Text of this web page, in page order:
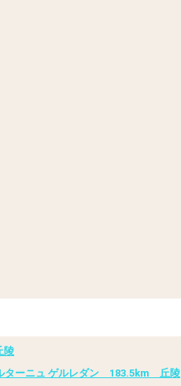
陵
ターニュ ゲルレダン 183.5km 丘陵